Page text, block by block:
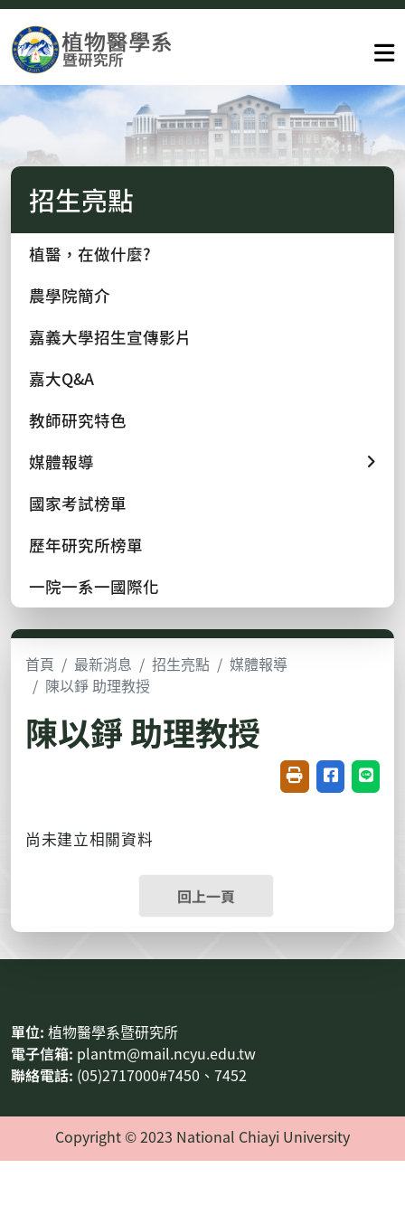
招生亮點
植醫，在做什麼?
農學院簡介
嘉義大學招生宣傳影片
嘉大Q&A
教師研究特色
媒體報導
國家考試榜單
歷年研究所榜單
一院一系一國際化
首頁 最新消息 招生亮點
媒體報導
陳以錚 助理教授
陳以錚 助理教授
友善列印(開新視
分享至臉書
分享
尚未建立相關資料
回上一頁
單位: 植物醫學系暨研究所
電子信箱: plantm@mail.ncyu.edu.tw
聯絡電話: (05)2717000#7450、7452
Copyright © 2023 National Chiayi University